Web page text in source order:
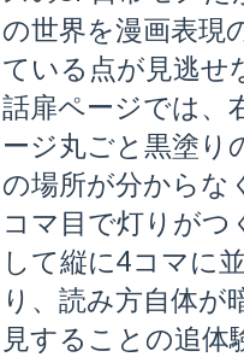
の世界を漫画表現
ている点が見逃せ
話扉ページでは、
ージ丸ごと黒塗り
の場所が分からな
コマ目で灯りがつ
して縦に4コマに
り、読み方自体が
見することの追体